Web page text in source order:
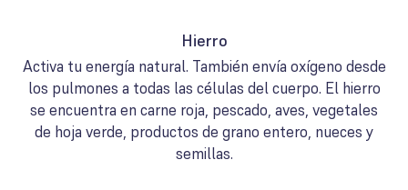
Hierro
Activa tu energía natural. También envía oxígeno desde
los pulmones a todas las células del cuerpo. El hierro
se encuentra en carne roja, pescado, aves, vegetales
de hoja verde, productos de grano entero, nueces y
semillas.